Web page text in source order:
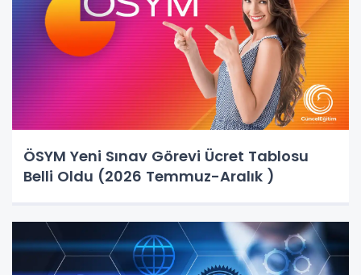
ÖSYM Yeni Sınav Görevi Ücret Tablosu
Belli Oldu (2026 Temmuz-Aralık )